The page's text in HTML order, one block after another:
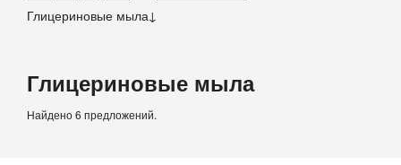
Глицериновые мыла
Глицериновые мыла
Найдено 6 предложений.